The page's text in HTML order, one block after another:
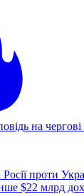
на
проти
$22 млрд